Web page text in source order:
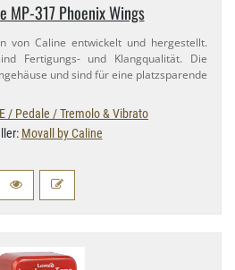
MP-​317 Phoenix Wings
von Caline entwickelt und hergestellt.
Fertigungs- und Klangqualität. Die
und sind für eine platzsparende
/ Pedale / Tremolo & Vibrato
Movall by Caline